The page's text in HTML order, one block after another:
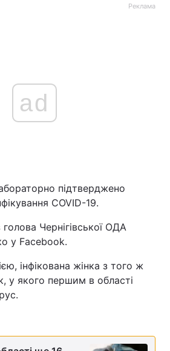
Реклама
ad
підтверджено
COVID-19.
Чернігівської ОДА
у Facebook.
інфікована жінка з того ж
у якого першим в області